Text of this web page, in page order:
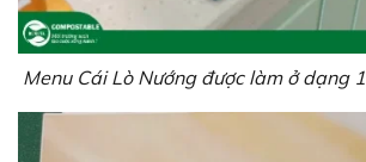
Menu Cái Lò Nướng được làm ở dạng